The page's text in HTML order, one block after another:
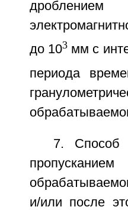
до 103мм с
периода
7. Способ
и/или после